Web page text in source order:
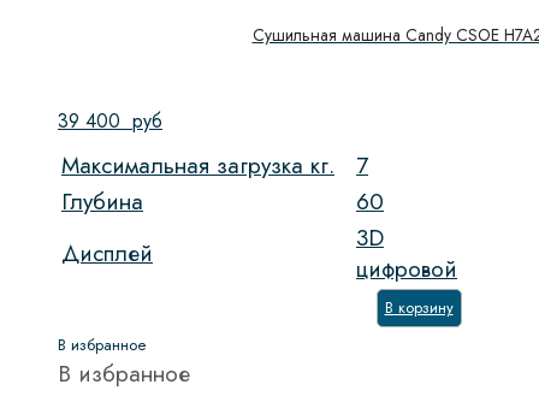
Сушильная машина Candy CSOE
39 400 руб
Максимальная загрузка кг.
7
Глубина
60
Дисплей
3D
цифровой
В корзину
В избранное
В избранное